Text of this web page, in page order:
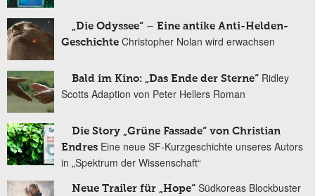
„Die Odyssee“ – Eine antike Anti-Helden-
Geschichte Christopher Nolan wird erwachsen
Bald im Kino: „Das Ende der Sterne“ Ridley
Scotts Adaption von Peter Hellers Roman
Die Story „Grüne Fassade“ von Christian
Endres Eine neue SF-Kurzgeschichte unseres Autors
in „Spektrum der Wissenschaft“
Neue Trailer für „Hope“ Südkoreas Blockbuster